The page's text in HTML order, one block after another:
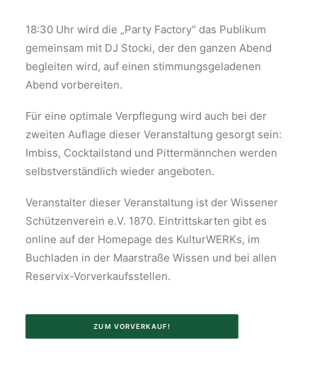
18:30 Uhr wird die „Party Factory“ das Publikum
gemeinsam mit DJ Stocki, der den ganzen Abend
begleiten wird, auf einen stimmungsgeladenen
Abend vorbereiten.
Für eine optimale Verpflegung wird auch bei der
zweiten Auflage dieser Veranstaltung gesorgt sein:
Imbiss, Cocktailstand und Pittermännchen werden
selbstverständlich wieder angeboten.
Veranstalter dieser Veranstaltung ist der Wissener
Schützenverein e.V. 1870. Eintrittskarten gibt es
online auf der Homepage des KulturWERKs, im
Buchladen in der Maarstraße Wissen und bei allen
Reservix-Vorverkaufsstellen.
ZUM VORVERKAUF!